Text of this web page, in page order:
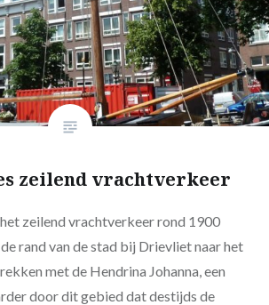
zeilend vrachtverkeer
zeilend vrachtverkeer rond 1900
rand van de stad bij Drievliet naar het
met de Hendrina Johanna, een
door dit gebied dat destijds de